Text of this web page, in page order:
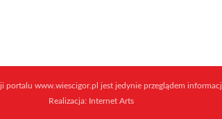
www.wiescigor.pl jest jedynie przeglądem
Realizacja: Internet Arts